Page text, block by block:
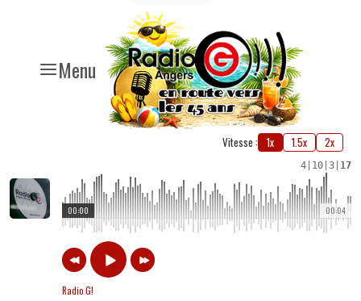
Menu
Vitesse : 1x 1.5x 2x
4 10 3 17
00:04
00:00
Radio G!